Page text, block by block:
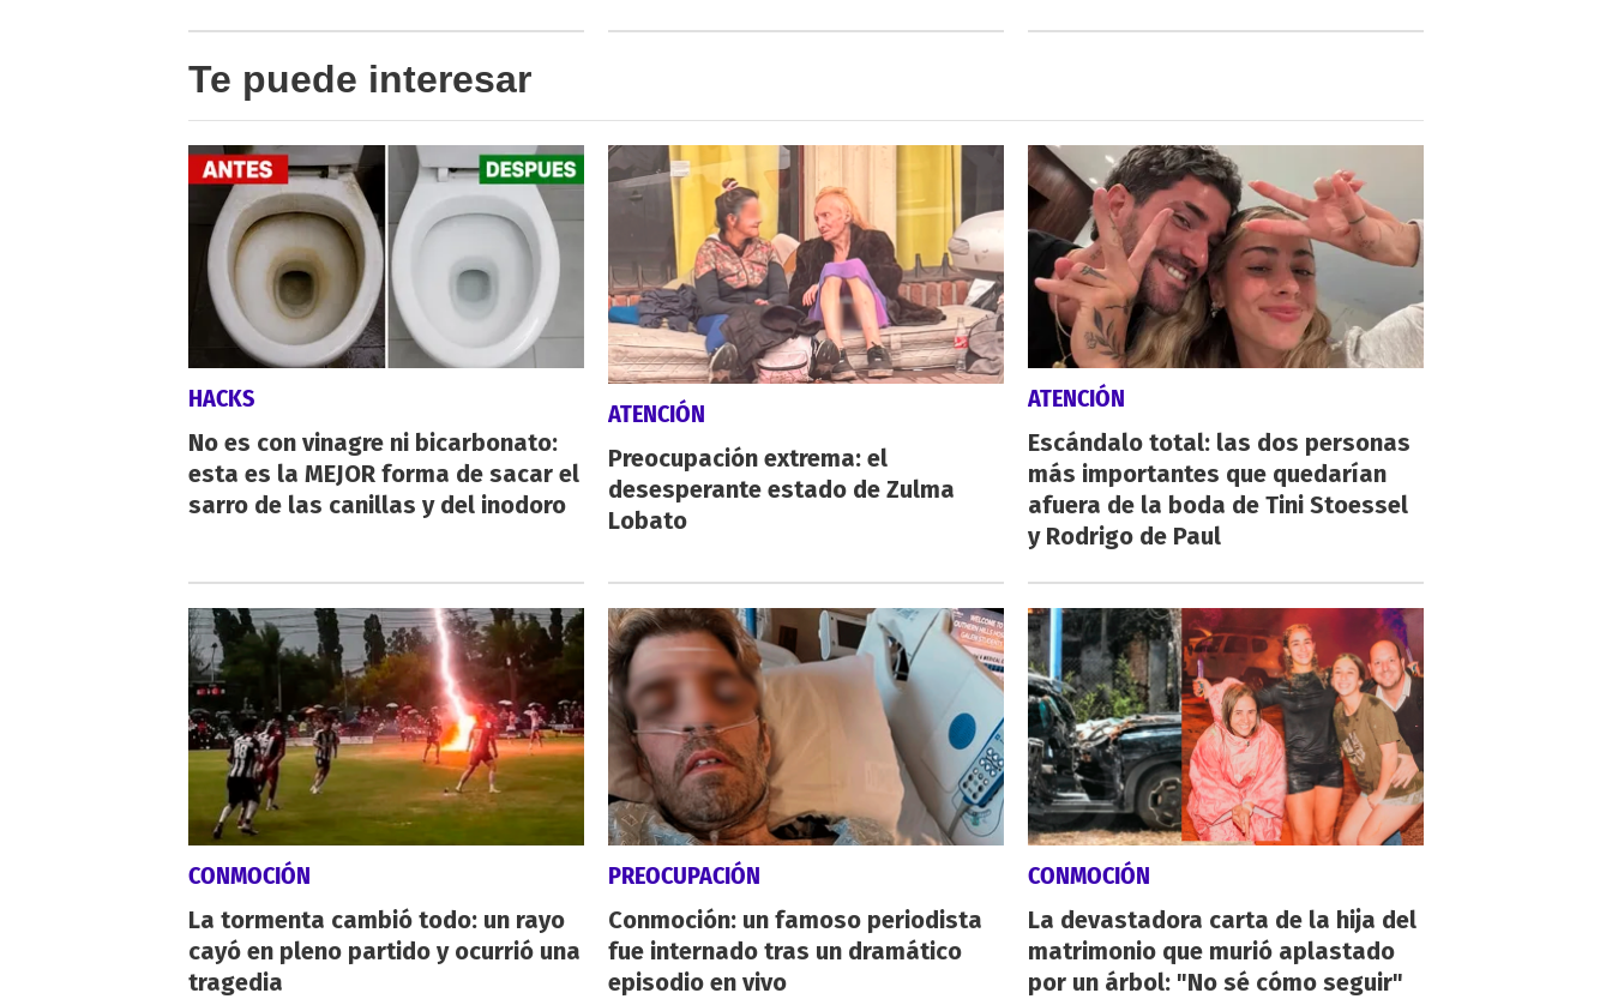
Te puede interesar
HACKS
No es con vinagre ni bicarbonato:
esta es la MEJOR forma de sacar el
sarro de las canillas y del inodoro
ATENCIÓN
Preocupación extrema: el
desesperante estado de Zulma
Lobato
ATENCIÓN
Escándalo total: las dos personas
más importantes que quedarían
afuera de la boda de Tini Stoessel
y Rodrigo de Paul
CONMOCIÓN
La tormenta cambió todo: un rayo
cayó en pleno partido y ocurrió una
tragedia
PREOCUPACIÓN
Conmoción: un famoso periodista
fue internado tras un dramático
episodio en vivo
CONMOCIÓN
La devastadora carta de la hija del
matrimonio que murió aplastado
por un árbol: "No sé cómo seguir"